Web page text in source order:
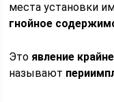
места установки
гнойное
Это явление
называют